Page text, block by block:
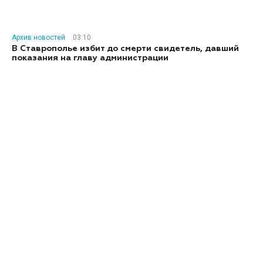
Архив новостей
03:10
В Ставрополье избит до смерти свидетель, давший
показания на главу администрации